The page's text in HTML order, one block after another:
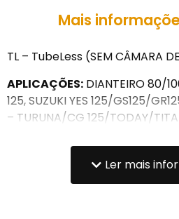
Mais
TL – TubeLess (SEM CÂMARA
APLICAÇÕES: DIANTEIRO 80/
125, SUZUKI YES 125/GS125/
– TURUNA/CG 125/TODAY/
RD125/RD135/RDZ125 – RDZ135
Ler mais